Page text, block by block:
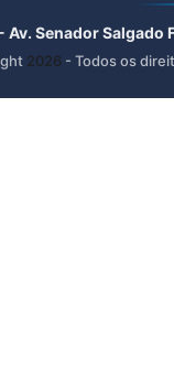
Av. Senador
2026 - Todos os